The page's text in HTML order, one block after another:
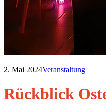
2. Mai 2024Veranstaltung
Rückblick